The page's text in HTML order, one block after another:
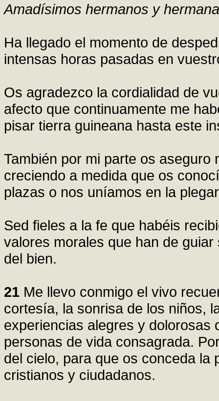
Amadísimos hermanos y
Ha llegado el momento de
intensas horas pasadas en
Os agradezco la cordialidad de
afecto que continuamente me
pisar tierra guineana hasta este
También por mi parte os aseguro
creciendo a medida que os
plazas o nos uníamos en la
Sed fieles a la fe que habéis
valores morales que han de
del bien.
21 Me llevo conmigo el vivo
cortesía, la sonrisa de los niños,
experiencias alegres y dolorosas
personas de vida consagrada.
del cielo, para que os conceda la
cristianos y ciudadanos.